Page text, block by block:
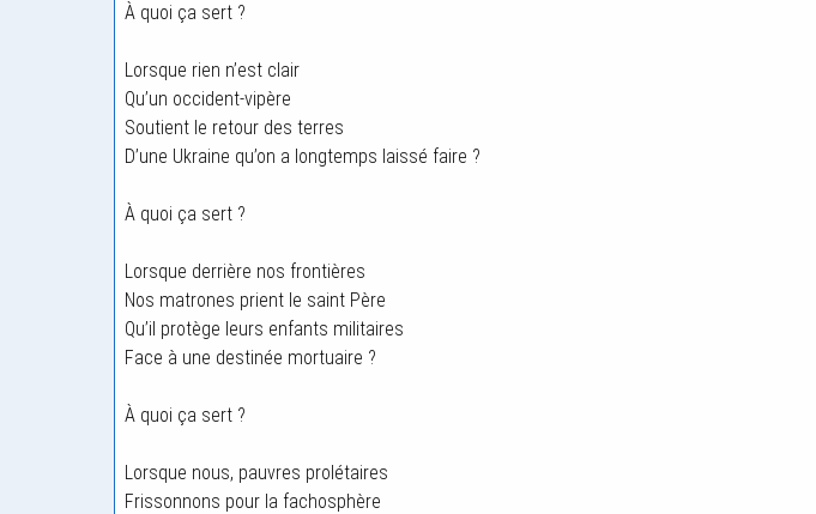
À quoi ça sert ?
Lorsque rien n’est clair
Qu’un occident-vipère
Soutient le retour des terres
D’une Ukraine qu’on a longtemps laissé faire ?
À quoi ça sert ?
Lorsque derrière nos frontières
Nos matrones prient le saint Père
Qu’il protège leurs enfants militaires
Face à une destinée mortuaire ?
À quoi ça sert ?
Lorsque nous, pauvres prolétaires
Frissonnons pour la fachosphère